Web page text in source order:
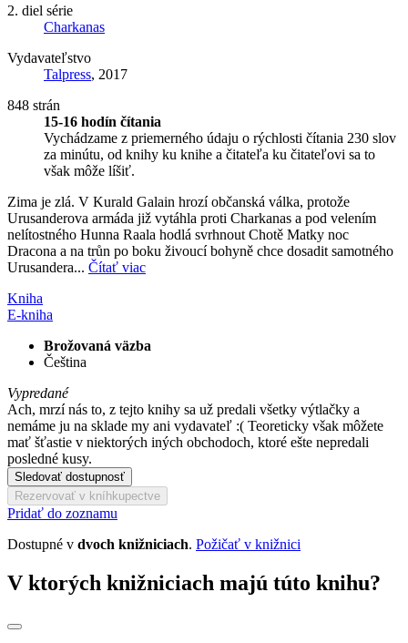
2. diel série
Charkanas
Vydavateľstvo
Talpress, 2017
848 strán
15-16 hodín čítania
Vychádzame z priemerného údaju o rýchlosti čítania 230 slov
za minútu, od knihy ku knihe a čitateľa ku čitateľovi sa to
však môže líšiť.
Zima je zlá. V Kurald Galain hrozí občanská válka, protože
Urusanderova armáda již vytáhla proti Charkanas a pod velením
nelítostného Hunna Raala hodlá svrhnout Chotě Matky noc
Dracona a na trůn po boku živoucí bohyně chce dosadit samotného
Urusandera... Čítať viac
Kniha
E-kniha
Brožovaná väzba
Čeština
Vypredané
Ach, mrzí nás to, z tejto knihy sa už predali všetky výtlačky a
nemáme ju na sklade my ani vydavateľ :( Teoreticky však môžete
mať šťastie v niektorých iných obchodoch, ktoré ešte nepredali
posledné kusy.
Sledovať dostupnosť
Rezervovať v kníhkupectve
Pridať do zoznamu
Dostupné v dvoch knižniciach. Požičať v knižnici
V ktorých knižniciach majú túto knihu?